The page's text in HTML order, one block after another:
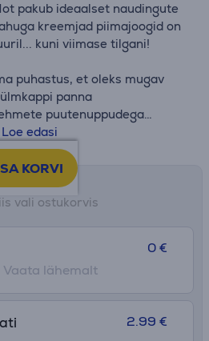
pakub ideaalset naudingute
kreemjad piimajoogid on
kuni viimase tilgani!
puhastus, et oleks mugav
panna
puutenuppudega
valitavad kohvijoogid viie
kunagi olnud lihtsam: proovi
aroomi
kui eelnevalt jahvatatud
roostevabast terasest
nõudepesumasinas pestava
Loe edasi
KORVI
vali ostukorvis
0 €
Vaata lähemalt
2.99 €